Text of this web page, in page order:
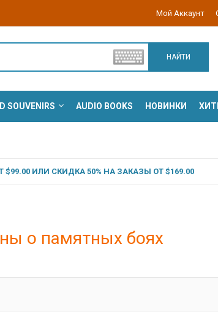
Мой Аккаунт
НАЙТИ
SOUVENIRS AUDIO BOOKS НОВИНКИ
ИЛИ СКИДКА 50% НА ЗАКАЗЫ ОТ $169.00
о памятных боях